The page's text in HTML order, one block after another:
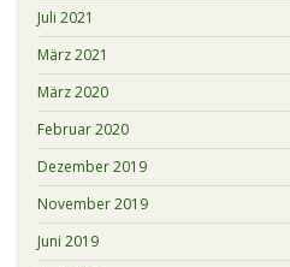
Juli 2021
März 2021
März 2020
Februar 2020
Dezember 2019
November 2019
Juni 2019